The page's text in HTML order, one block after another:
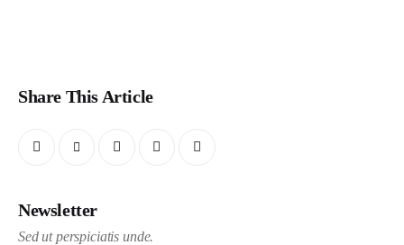
Share This Article
Newsletter
Sed ut perspiciatis unde.